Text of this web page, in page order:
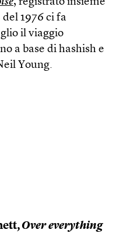
1976 ci fa
il viaggio
a base di hashish e
Young.
Over everything